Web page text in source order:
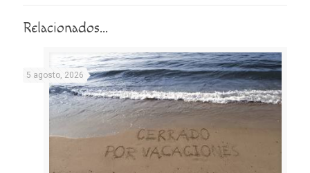
Relacionados...
5 agosto, 2026